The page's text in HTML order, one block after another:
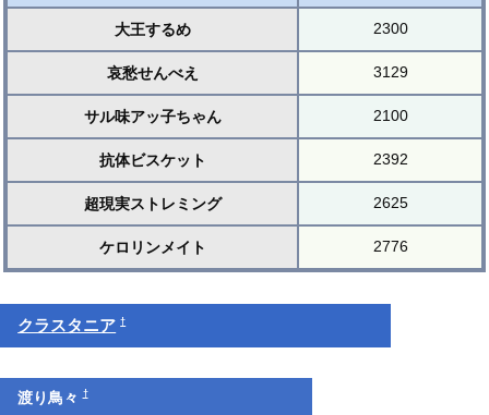
大王するめ 2300
哀愁せんべえ 3129
サル味アッ子ちゃん 2100
抗体ビスケット 2392
超現実ストレミング 2625
ケロリンメイト 2776
クラスタニア †
渡り鳥々†